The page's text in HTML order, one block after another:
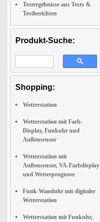
Testergebnisse aus Tests &
Testberichten
Produkt-Suche:
Shopping:
Wetterstation
Wetterstation mit Farb-
Display, Funkuhr und
Außensensor
Wetterstation mit
Außensensor, VA-Farbdisplay
und Wetterprognose
Funk-Wanduhr mit digitaler
Wetterstation
Wetterstation mit Funkuhr,